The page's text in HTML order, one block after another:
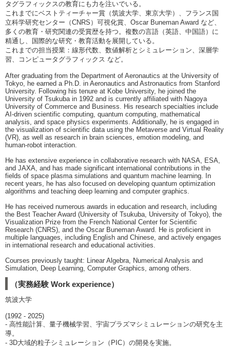
タグラフィックスの教育にも力を注いでいる。
これまでにベストティーチャー賞（筑波大学、東京大学）、フランス国
立科学研究センター（CNRS）可視化賞、Oscar Buneman Award など、
多くの教育・研究関連の受賞歴を持つ。複数の言語（英語、中国語）に
精通し、国際的な研究・教育活動を展開している。
これまでの担当授業：線形代数、数値解析とシミュレーション、深層学
習、コンピュータグラフィックス など。
After graduating from the Department of Aeronautics at the University of
Tokyo, he earned a Ph.D. in Aeronautics and Astronautics from Stanford
University. Following his tenure at Kobe University, he joined the
University of Tsukuba in 1992 and is currently affiliated with Nagoya
University of Commerce and Business. His research specialties include
AI-driven scientific computing, quantum computing, mathematical
analysis, and space physics experiments. Additionally, he is engaged in
the visualization of scientific data using the Metaverse and Virtual Reality
(VR), as well as research in brain sciences, emotion modeling, and
human-robot interaction.
He has extensive experience in collaborative research with NASA, ESA,
and JAXA, and has made significant international contributions in the
fields of space plasma simulations and quantum machine learning. In
recent years, he has also focused on developing quantum optimization
algorithms and teaching deep learning and computer graphics.
He has received numerous awards in education and research, including
the Best Teacher Award (University of Tsukuba, University of Tokyo), the
Visualization Prize from the French National Center for Scientific
Research (CNRS), and the Oscar Buneman Award. He is proficient in
multiple languages, including English and Chinese, and actively engages
in international research and educational activities.
Courses previously taught: Linear Algebra, Numerical Analysis and
Simulation, Deep Learning, Computer Graphics, among others.
（実務経験 Work experience）
筑波大学
(1992 - 2025)
- 高性能計算、量子機械学習、宇宙プラズマシミュレーションの研究を主
導。
- 3D大域的粒子シミュレーション（PIC）の開発を実施。